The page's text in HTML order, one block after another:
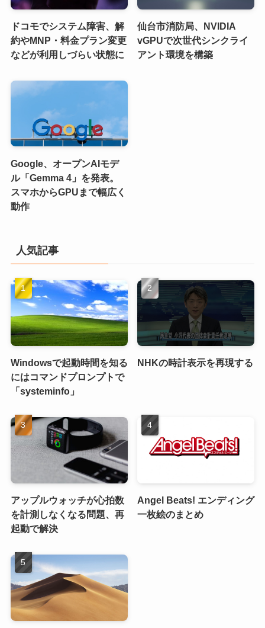
ドコモでシステム障害、解
約やMNP・料金プラン変更
などが利用しづらい状態に
仙台市消防局、NVIDIA
vGPUで次世代シンクライ
アント環境を構築
Google、オープンAIモデ
ル「Gemma 4」を発表。
スマホからGPUまで幅広く
動作
人気記事
Windowsで起動時間を知る
にはコマンドプロンプトで
「systeminfo」
NHKの時計表示を再現する
アップルウォッチが心拍数
を計測しなくなる問題、再
起動で解決
Angel Beats! エンディング
一枚絵のまとめ